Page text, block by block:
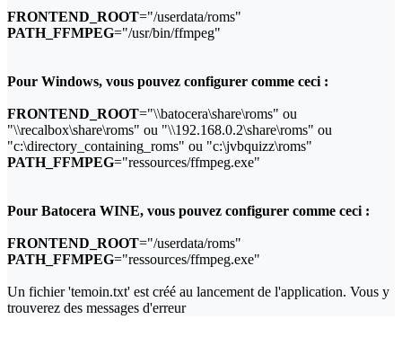
FRONTEND_ROOT="/userdata/roms"
PATH_FFMPEG="/usr/bin/ffmpeg"
Pour Windows, vous pouvez configurer comme ceci :
FRONTEND_ROOT="\\batocera\share\roms" ou
"\\recalbox\share\roms" ou "\\192.168.0.2\share\roms" ou
"c:\directory_containing_roms" ou "c:\jvbquizz\roms"
PATH_FFMPEG="ressources/ffmpeg.exe"
Pour Batocera WINE, vous pouvez configurer comme ceci :
FRONTEND_ROOT="/userdata/roms"
PATH_FFMPEG="ressources/ffmpeg.exe"
Un fichier 'temoin.txt' est créé au lancement de l'application. Vous y
trouverez des messages d'erreur